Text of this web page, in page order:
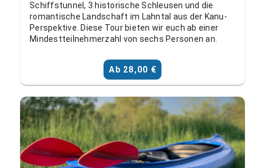
Schiffstunnel, 3 historische Schleusen und die
romantische Landschaft im Lahntal aus der Kanu-
Perspektive. Diese Tour bieten wir euch ab einer
Mindestteilnehmerzahl von sechs Personen an.
Ab 28,00 €